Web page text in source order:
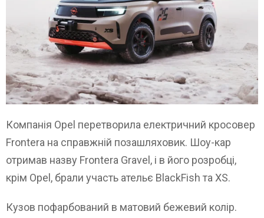
Компанія Opel перетворила електричний кросовер
Frontera на справжній позашляховик. Шоу-кар
отримав назву Frontera Gravel, і в його розробці,
крім Opel, брали участь ательє BlackFish та XS.
Кузов пофарбований в матовий бежевий колір.